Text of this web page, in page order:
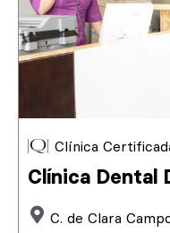
Clínica
Clínica Dental
C. de Clara